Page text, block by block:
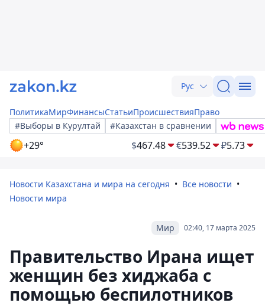
Рус
ПолитикаМирФинансыСтатьиПроисшествияПраво
#Выборы в Курултай
#Казахстан в сравнении
+29° $467.48 €539.52 ₽5.73
Новости Казахстана и мира на сегодня
Все новости
Новости мира
02:40, 17 марта 2025
Мир
Правительство Ирана ищет
женщин без хиджаба с
помощью беспилотников